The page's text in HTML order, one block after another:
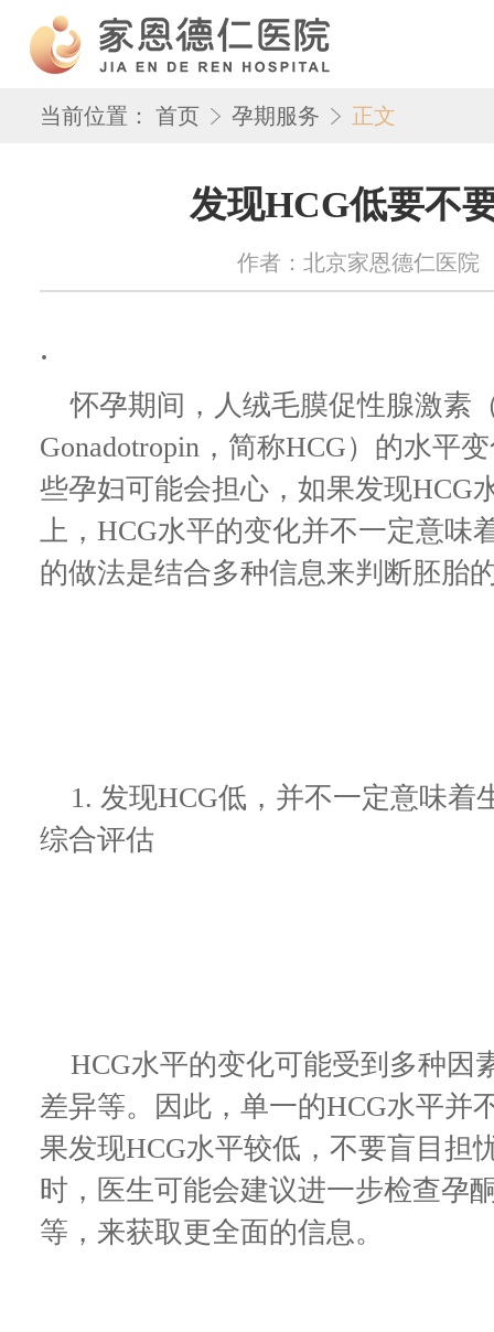
当前位置： 首页 孕期服务 正文
发现HCG低要不
作者：北京家恩德仁医院
.
怀孕期间，人绒毛膜促性腺激素
Gonadotropin，简称HCG）的水平
些孕妇可能会担心，如果发现HCG
上，HCG水平的变化并不一定意
的做法是结合多种信息来判断胚胎
1. 发现HCG低，并不一定意味着
综合评估
HCG水平的变化可能受到多种因
差异等。因此，单一的HCG水平并
果发现HCG水平较低，不要盲目担
时，医生可能会建议进一步检查孕
等，来获取更全面的信息。